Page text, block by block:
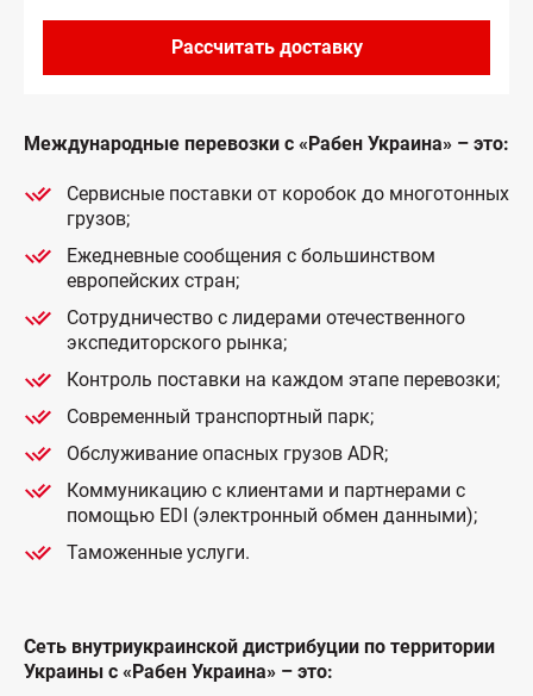
Рассчитать доставку
Международные перевозки с «Рабен Украина» – это:
Cервисные поставки от коробок до многотонных
грузов;
Ежедневные сообщения с большинством
европейских стран;
Сотрудничество с лидерами отечественного
экспедиторского рынка;
Контроль поставки на каждом этапе перевозки;
Современный транспортный парк;
Обслуживание опасных грузов ADR;
Коммуникацию с клиентами и партнерами с
помощью EDI (электронный обмен данными);
Таможенные услуги.
Сеть внутриукраинской дистрибуции по территории
Украины с «Рабен Украина» – это: